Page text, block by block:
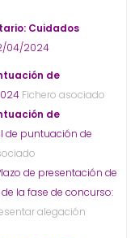
Cuidados
04/2024
de
Fichero asociado
de
de puntuación de
de presentación de
la fase de concurso:
alegación